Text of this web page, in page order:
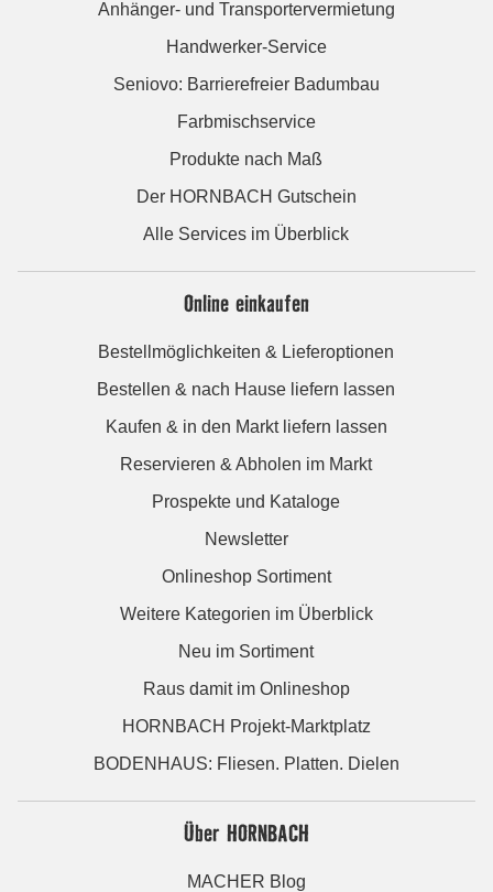
Anhänger- und Transportervermietung
Handwerker-Service
Seniovo: Barrierefreier Badumbau
Farbmischservice
Produkte nach Maß
Der HORNBACH Gutschein
Alle Services im Überblick
Online einkaufen
Bestellmöglichkeiten & Lieferoptionen
Bestellen & nach Hause liefern lassen
Kaufen & in den Markt liefern lassen
Reservieren & Abholen im Markt
Prospekte und Kataloge
Newsletter
Onlineshop Sortiment
Weitere Kategorien im Überblick
Neu im Sortiment
Raus damit im Onlineshop
HORNBACH Projekt-Marktplatz
BODENHAUS: Fliesen. Platten. Dielen
Über HORNBACH
MACHER Blog